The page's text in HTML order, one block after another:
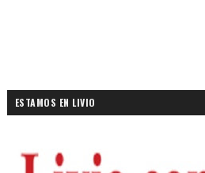
ESTAMOS EN LIVIO